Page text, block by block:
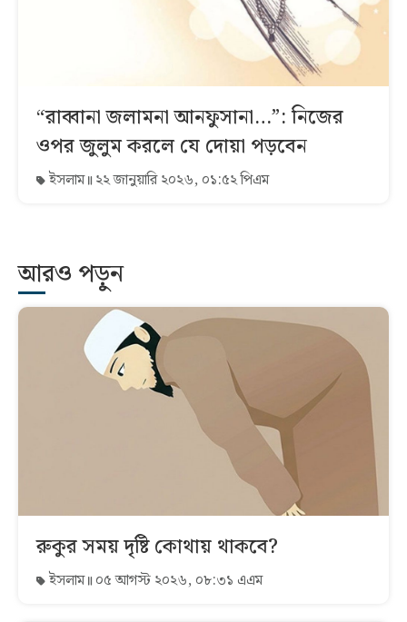
“রাব্বানা জলামনা আনফুসানা…”: নিজের
ওপর জুলুম করলে যে দোয়া পড়বেন
ইসলাম ২২ জানুয়ারি ২০২৬, ০১:৫২ পিএম
আরও পড়ুন
রুকুর সময় দৃষ্টি কোথায় থাকবে?
ইসলাম ০৫ আগস্ট ২০২৬, ০৮:৩১ এএম